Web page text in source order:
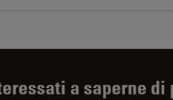
a saperne di